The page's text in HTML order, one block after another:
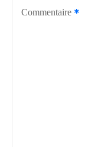
Commentaire